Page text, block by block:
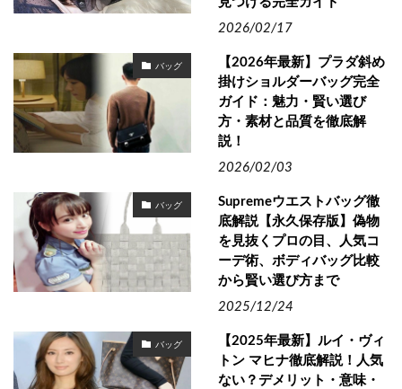
2026/02/17
バッグ
【2026年最新】プラダ斜め
掛けショルダーバッグ完全
ガイド：魅力・賢い選び
方・素材と品質を徹底解
説！
2026/02/03
バッグ
Supremeウエストバッグ徹
底解説【永久保存版】偽物
を見抜くプロの目、人気コ
ーデ術、ボディバッグ比較
から賢い選び方まで
2025/12/24
バッグ
【2025年最新】ルイ・ヴィ
トン マヒナ徹底解説！人気
ない？デメリット・意味・